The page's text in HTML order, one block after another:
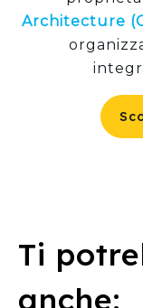
Architecture
Ti
anche: